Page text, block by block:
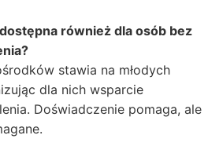
również dla osób bez
stawia na młodych
dla nich wsparcie
Doświadczenie pomaga, ale